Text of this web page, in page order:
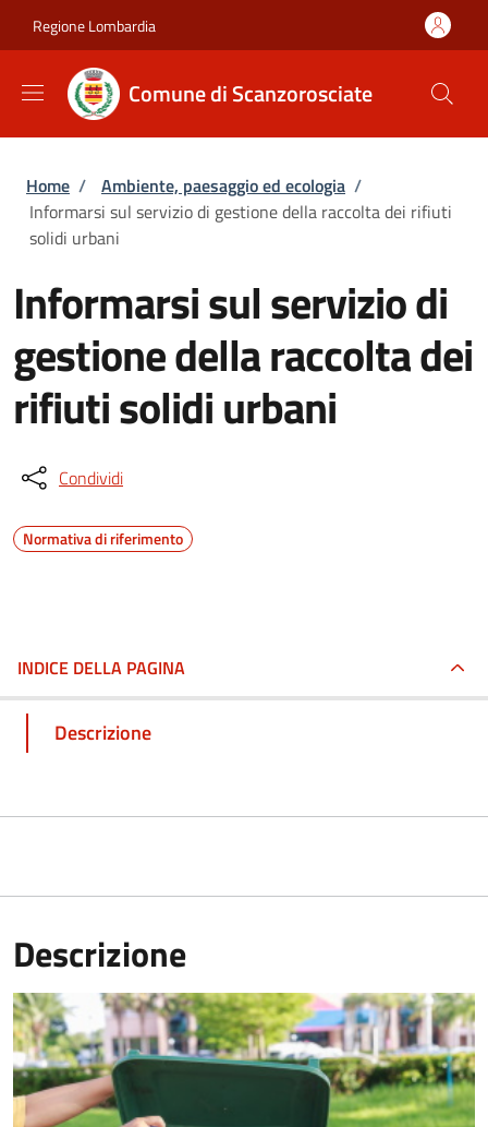
Regione Lombardia
Comune di Scanzorosciate
Briciole di pane
Home / Ambiente, paesaggio ed ecologia /
Informarsi sul servizio di gestione della raccolta dei rifiuti
solidi urbani
Informarsi sul servizio di
gestione della raccolta dei
rifiuti solidi urbani
Condividi
Normativa di riferimento
INDICE DELLA PAGINA
Descrizione
Descrizione